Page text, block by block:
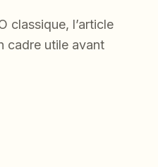
classique, l’article
cadre utile avant